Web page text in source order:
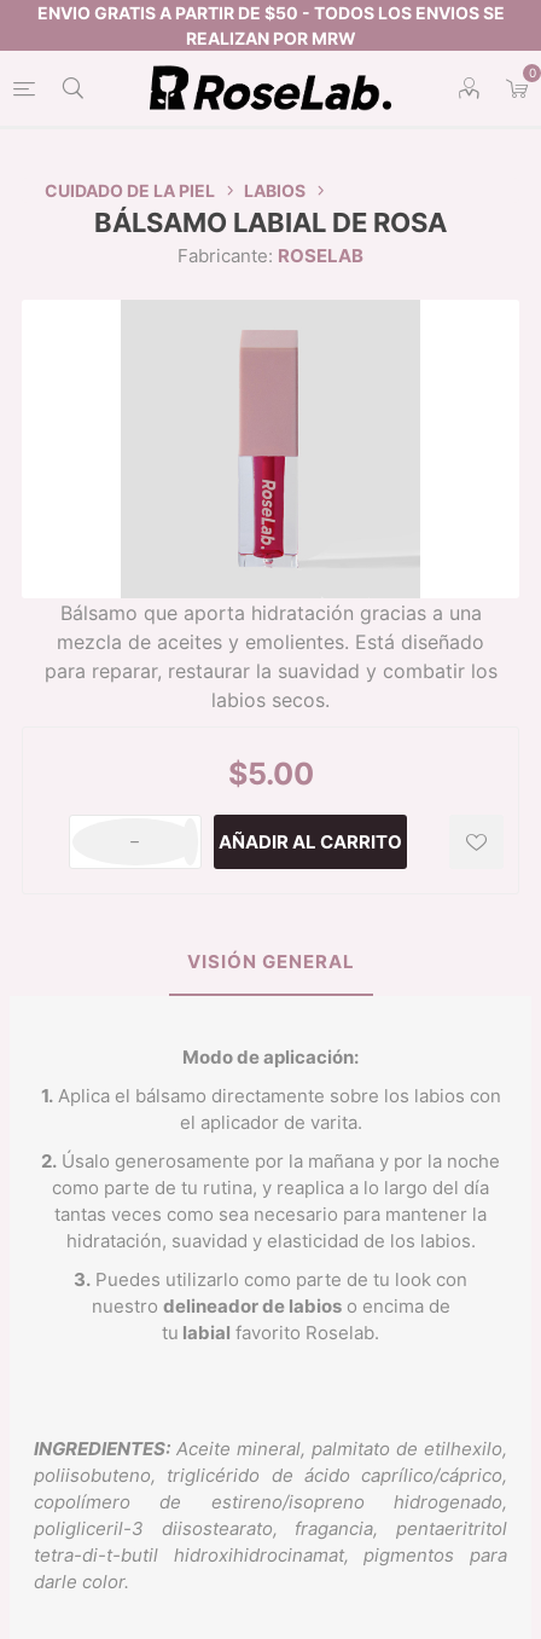
0
CUIDADO DE LA PIEL LABIOS
BÁLSAMO LABIAL DE ROSA
Fabricante: ROSELAB
Bálsamo que aporta hidratación gracias a una
mezcla de aceites y emolientes. Está diseñado
para reparar, restaurar la suavidad y combatir los
labios secos.
$5.00
h
VISIÓN GENERAL
Modo de aplicación:
1.Aplica el bálsamo directamente sobre los labios con
el aplicador de varita.
2. Úsalo generosamente por la mañana y por la noche
como parte de tu rutina, y reaplica a lo largo del día
tantas veces como sea necesario para mantener la
hidratación, suavidad y elasticidad de los labios.
3. Puedes utilizarlo como parte de tu look con
nuestro delineador de labioso encima de
tu labial favorito Roselab.
INGREDIENTES:Aceite mineral, palmitato de etilhexilo,
poliisobuteno, triglicérido de ácido caprílico/cáprico,
copolímero de estireno/isopreno hidrogenado,
poligliceril-3 diisostearato, fragancia, pentaeritritol
tetra-di-t-butil hidroxihidrocinamat, pigmentos para
darle color.